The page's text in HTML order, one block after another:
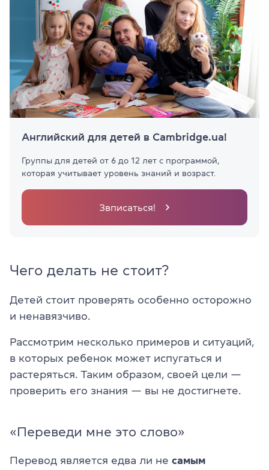
Английский для детей в Cambridge.ua!
Группы для детей от 6 до 12 лет с программой,
которая учитывает уровень знаний и возраст.
Звписаться!
Чего делать не стоит?
Детей стоит проверять особенно осторожно
и ненавязчиво.
Рассмотрим несколько примеров и ситуаций,
в которых ребенок может испугаться и
растеряться. Таким образом, своей цели —
проверить его знания — вы не достигнете.
«Переведи мне это слово»
Перевод является едва ли не самым